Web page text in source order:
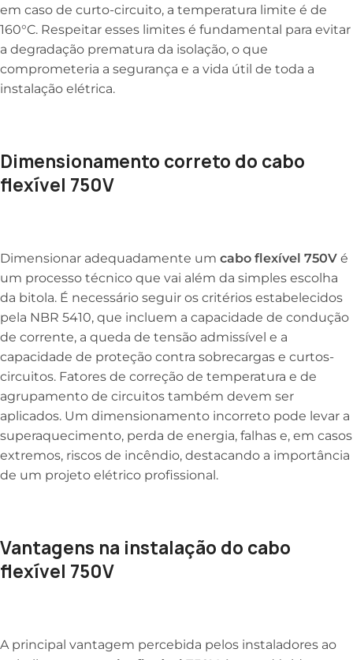
em caso de curto-circuito, a temperatura limite é de
160°C. Respeitar esses limites é fundamental para evitar
a degradação prematura da isolação, o que
comprometeria a segurança e a vida útil de toda a
instalação elétrica.
Dimensionamento correto do cabo
flexível 750V
Dimensionar adequadamente um cabo flexível 750V é
um processo técnico que vai além da simples escolha
da bitola. É necessário seguir os critérios estabelecidos
pela NBR 5410, que incluem a capacidade de condução
de corrente, a queda de tensão admissível e a
capacidade de proteção contra sobrecargas e curtos-
circuitos. Fatores de correção de temperatura e de
agrupamento de circuitos também devem ser
aplicados. Um dimensionamento incorreto pode levar a
superaquecimento, perda de energia, falhas e, em casos
extremos, riscos de incêndio, destacando a importância
de um projeto elétrico profissional.
Vantagens na instalação do cabo
flexível 750V
A principal vantagem percebida pelos instaladores ao